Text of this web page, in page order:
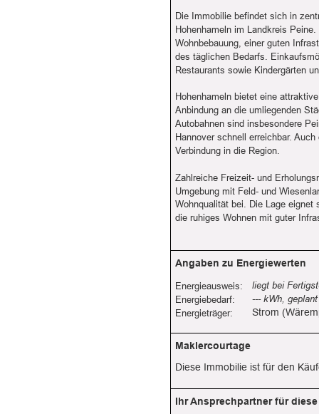
Energieausweis:
Energiebedarf:
Energieträger:
Angaben zu Energiewerten
liegt bei
--- kWh,
Strom
Diese Immobilie ist für den
Maklercourtage
Die Immobilie befindet sich in
Hohenhameln im Landkreis
Wohnbebauung, einer guten
des täglichen Bedarfs.
Restaurants sowie Kindergärten
Hohenhameln bietet eine
Anbindung an die umliegenden
Autobahnen sind insbesondere
Hannover schnell erreichbar.
Verbindung in die Region.
Zahlreiche Freizeit- und
Umgebung mit Feld- und
Wohnqualität bei. Die Lage
die ruhiges Wohnen mit guter
Ihr Ansprechpartner für